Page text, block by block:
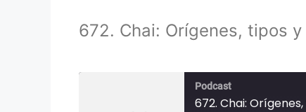
672. Chai: Orígenes, tipos
Podcast
672. Chai: